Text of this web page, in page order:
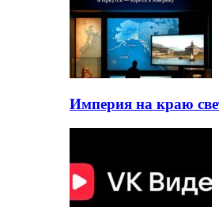
Империя на краю